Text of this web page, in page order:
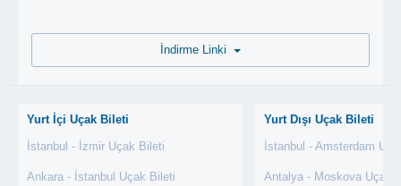
Yurt İçi Uçak Bileti
İstanbul - İzmir Uçak Bileti
Ankara - İstanbul Uçak Bileti
Yurt Dışı Uçak Bileti
İstanbul - Amsterdam
Antalya - Moskova Uçak